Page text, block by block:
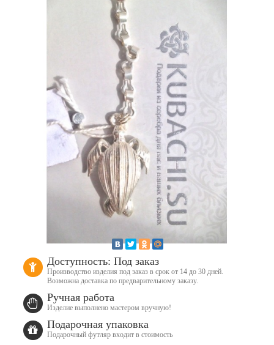
Доступность: Под заказ
Производство изделия под заказ в срок от 14 до 30 дней.
Возможна доставка по предварительному заказу.
Ручная работа
Изделие выполнено мастером вручную!
Подарочная упаковка
Подарочный футляр входит в стоимость